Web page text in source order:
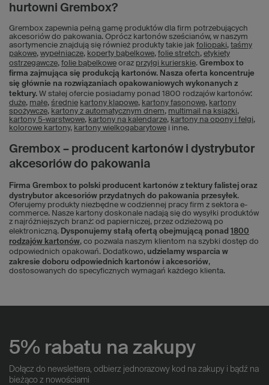
hurtowni Grembox?
Grembox zapewnia pełną gamę produktów dla firm potrzebujących
akcesoriów do pakowania. Oprócz kartonów sześcianów, w naszym
asortymencie znajdują się również produkty takie jak foliopaki, taśmy
pakowe, wypełniacze, koperty bąbelkowe, folie stretch, etykiety
ostrzegawcze, folie bąbelkowe oraz przylgi kurierskie. Grembox to
firma zajmująca się produkcją kartonów. Nasza oferta koncentruje
się głównie na rozwiązaniach opakowaniowych wykonanych z
tektury. W stałej ofercie posiadamy ponad 1800 rodzajów kartonów:
duże, małe, średnie kartony klapowe, kartony fasonowe, kartony
spożywcze, kartony z automatycznym dnem, multimail na książki,
kartony 5-warstwowe, kartony na kalendarze, kartony na opony i felgi,
kolorowe kartony, kartony wielkogabarytowe i inne.
Grembox – producent kartonów i dystrybutor
akcesoriów do pakowania
Firma Grembox to polski producent kartonów z tektury falistej oraz
dystrybutor akcesoriów przydatnych do pakowania przesyłek.
Oferujemy produkty niezbędne w codziennej pracy firm z sektora e-
commerce. Nasze kartony doskonale nadają się do wysyłki produktów
z najróżniejszych branż: od papierniczej, przez odzieżową po
elektroniczną. Dysponujemy stałą ofertą obejmującą ponad 1800
rodzajów kartonów, co pozwala naszym klientom na szybki dostęp do
odpowiednich opakowań. Dodatkowo, udzielamy wsparcia w
zakresie doboru odpowiednich kartonów i akcesoriów,
dostosowanych do specyficznych wymagań każdego klienta.
5% rabatu na zakupy
Dołącz do newslettera, odbierz jednorazowy kod na zakupy i bądź na
bieżąco z nowościami